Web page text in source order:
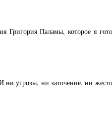
Григория Паламы, которое я
угрозы, ни заточение, ни